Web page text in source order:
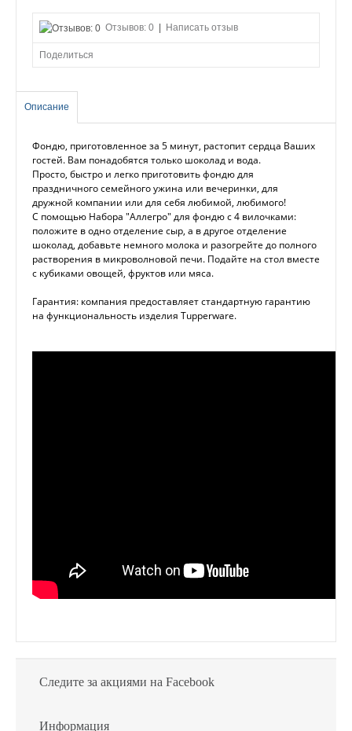
Отзывов: 0 Написать отзыв
Поделиться
Описание
Фондю, приготовленное за 5 минут, растопит сердца Ваших
гостей. Вам понадобятся только шоколад и вода.
Просто, быстро и легко приготовить фондю для
праздничного семейного ужина или вечеринки, для
дружной компании или для себя любимой, любимого!
С помощью Набора "Аллегро" для фондю с 4 вилочками:
положите в одно отделение сыр, а в другое отделение
шоколад, добавьте немного молока и разогрейте до полного
растворения в микроволновой печи. Подайте на стол вместе
с кубиками овощей, фруктов или мяса.
Гарантия: компания предоставляет стандартную гарантию
на функциональность изделия Tupperware.
Следите за акциями на Facebook
Информация